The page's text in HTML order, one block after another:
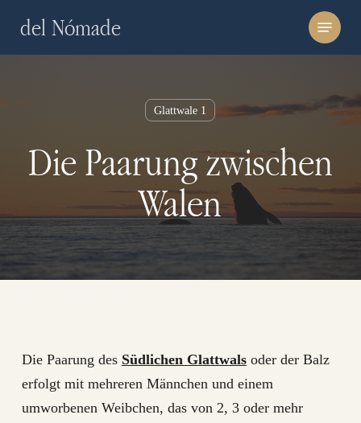
del Nómade Menu
Glattwale 1
Die Paarung zwischen
Walen
Die Paarung des Südlichen Glattwalsoder der Balz
erfolgt mit mehreren Männchen und einem
umworbenen Weibchen, das von 2, 3 oder mehr